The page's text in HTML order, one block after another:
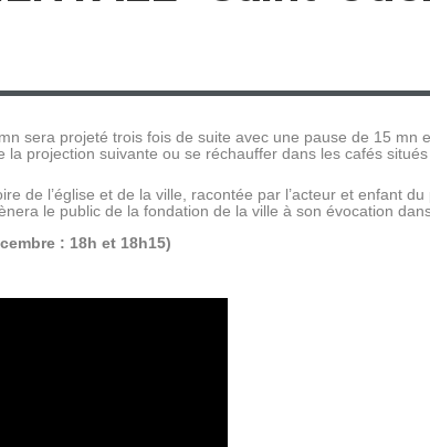
sera projeté trois fois de suite avec une pause de 15
projection suivante ou se réchauffer dans les cafés
de l’église et de la ville, racontée par l’acteur et enfant
le public de la fondation de la ville à son évocation
: 18h et 18h15)